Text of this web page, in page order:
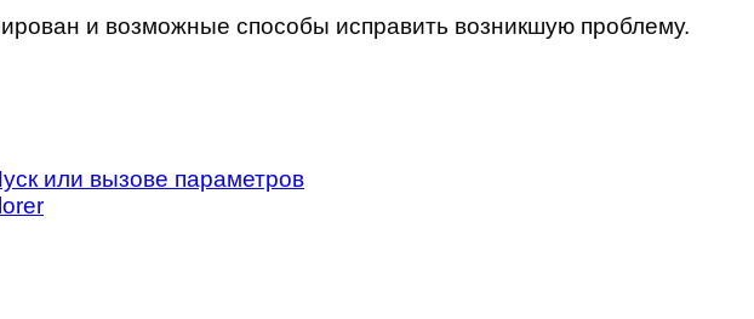
и возможные способы исправить возникшую проблему.
или вызове параметров